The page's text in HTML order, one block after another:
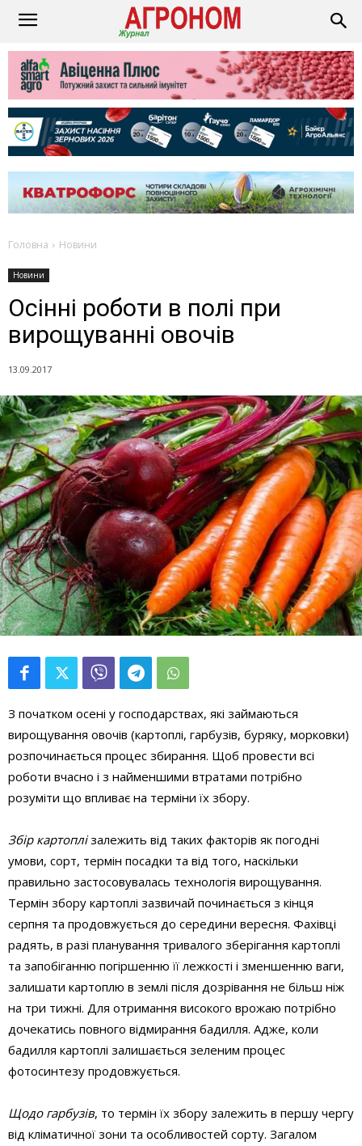
Головна Новини
Новини
Осінні роботи в полі при
вирощуванні овочів
13.09.2017
З початком осені у господарствах, які займаються
вирощування овочів (картоплі, гарбузів, буряку, морковки)
розпочинається процес збирання. Щоб провести всі
роботи вчасно і з найменшими втратами потрібно
розуміти що впливає на терміни їх збору.
Збір картоплізалежить від таких факторів як погодні
умови, сорт, термін посадки та від того, наскільки
правильно застосовувалась технологія вирощування.
Термін збору картоплі зазвичай починається з кінця
серпня та продовжується до середини вересня. Фахівці
радять, в разі планування тривалого зберігання картоплі
та запобіганню погіршенню її лежкості і зменшенню ваги,
залишати картоплю в землі після дозрівання не більш ніж
на три тижні. Для отримання високого врожаю потрібно
дочекатись повного відмирання бадилля. Адже, коли
бадилля картоплі залишається зеленим процес
фотосинтезу продовжується.
Щодо гарбузів, то термін їх збору залежить в першу чергу
від кліматичної зони та особливостей сорту. Загалом